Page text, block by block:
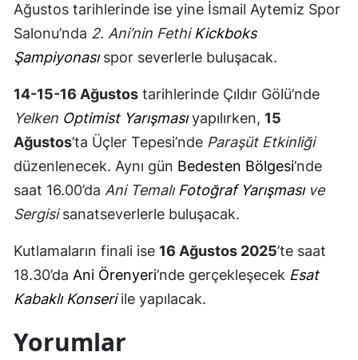
Kırşehir
Kocaeli
Konya
Kütahya
Manisa
Mardin
Muğla
Ağustos tarihlerinde ise yine İsmail Aytemiz Spor
Salonu’nda 2. Ani’nin FethiKickboks
Şampiyonasıspor severlerle buluşacak.
14-15-16 Ağustos tarihlerinde Çıldır Gölü’nde
Yelken Optimist Yarışmasıyapılırken, 15
Ağustos’ta Üçler Tepesi’nde Paraşüt Etkinliği
düzenlenecek. Aynı gün Bedesten Bölgesi’nde
saat 16.00’da Ani TemalıFotoğraf Yarışmasıve
Sergisisanatseverlerle buluşacak.
Kutlamaların finali ise 16 Ağustos 2025’te saat
18.30’da Ani Örenyeri’nde gerçekleşecek Esat
Kabaklı Konseriile yapılacak.
Yorumlar